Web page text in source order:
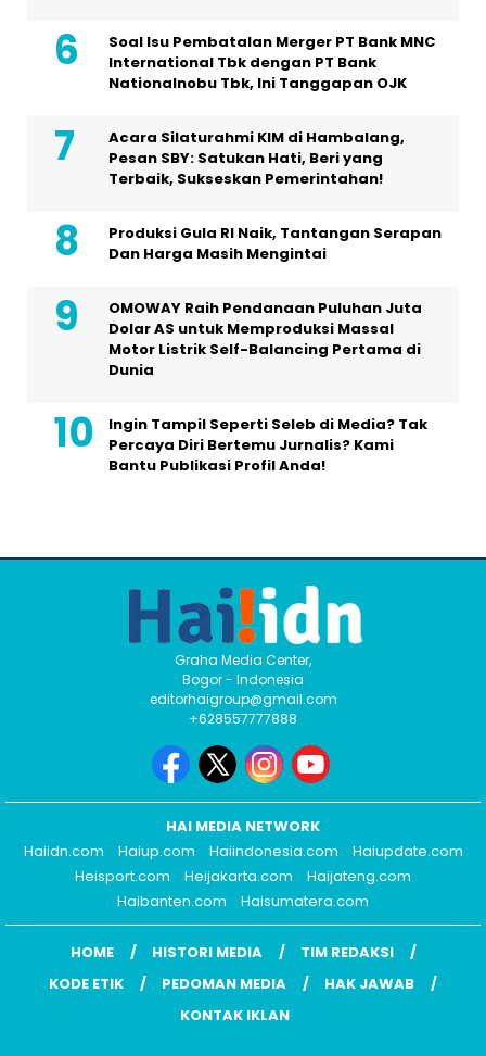
Soal Isu Pembatalan Merger PT Bank MNC
International Tbk dengan PT Bank
Nationalnobu Tbk, Ini Tanggapan OJK
Acara Silaturahmi KIM di Hambalang,
Pesan SBY: Satukan Hati, Beri yang
Terbaik, Sukseskan Pemerintahan!
Produksi Gula RI Naik, Tantangan Serapan
Dan Harga Masih Mengintai
OMOWAY Raih Pendanaan Puluhan Juta
Dolar AS untuk Memproduksi Massal
Motor Listrik Self-Balancing Pertama di
Dunia
Ingin Tampil Seperti Seleb di Media? Tak
Percaya Diri Bertemu Jurnalis? Kami
Bantu Publikasi Profil Anda!
Graha Media Center,
Bogor - Indonesia
editorhaigroup@gmail.com
+628557777888
HAI MEDIA NETWORK
Haiidn.com
Haiup.com Haiindonesia.com
Haiupdate.com
Heisport.com
Heijakarta.com
Haijateng.com
Haibanten.com
Haisumatera.com
HOME HISTORI MEDIA
TIM REDAKSI
KODE ETIK
PEDOMAN MEDIA
HAK JAWAB
KONTAK IKLAN